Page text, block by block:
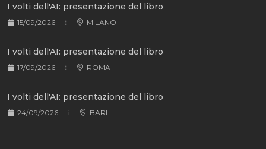
I volti dell'AI: presentazione del libro
15/09/2026 MILANO
I volti dell'AI: presentazione del libro
17/09/2026 ROMA
I volti dell'AI: presentazione del libro
24/09/2026 BARI